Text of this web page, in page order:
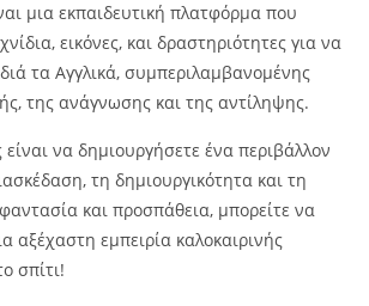
μια εκπαιδευτική πλατφόρμα που
εικόνες, και δραστηριότητες για να
τα Αγγλικά, συμπεριλαμβανομένης
της ανάγνωσης και της αντίληψης.
να δημιουργήσετε ένα περιβάλλον
τη δημιουργικότητα και τη
και προσπάθεια, μπορείτε να
αξέχαστη εμπειρία καλοκαιρινής
σπίτι!